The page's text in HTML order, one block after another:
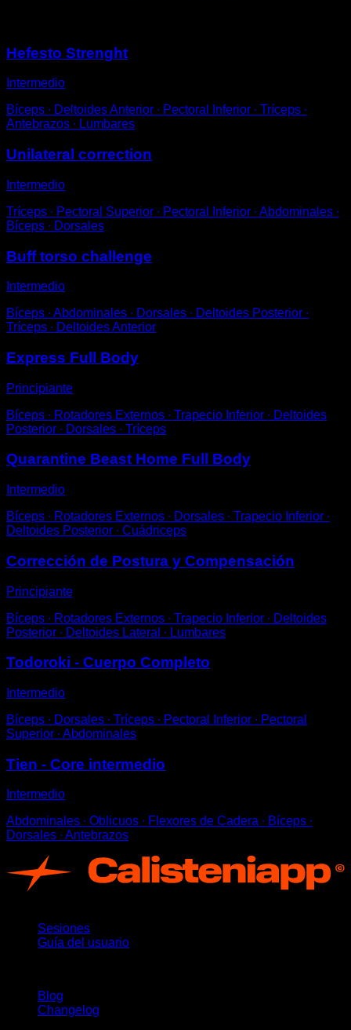
Hefesto Strenght
Intermedio
Bíceps ∙ Deltoides Anterior ∙ Pectoral Inferior ∙ Tríceps ∙
Antebrazos ∙ Lumbares
Unilateral correction
Intermedio
Tríceps ∙ Pectoral Superior ∙ Pectoral Inferior ∙ Abdominales ∙
Bíceps ∙ Dorsales
Buff torso challenge
Intermedio
Bíceps ∙ Abdominales ∙ Dorsales ∙ Deltoides Posterior ∙
Tríceps ∙ Deltoides Anterior
Express Full Body
Principiante
Bíceps ∙ Rotadores Externos ∙ Trapecio Inferior ∙ Deltoides
Posterior ∙ Dorsales ∙ Tríceps
Quarantine Beast Home Full Body
Intermedio
Bíceps ∙ Rotadores Externos ∙ Dorsales ∙ Trapecio Inferior ∙
Deltoides Posterior ∙ Cuádriceps
Corrección de Postura y Compensación
Principiante
Bíceps ∙ Rotadores Externos ∙ Trapecio Inferior ∙ Deltoides
Posterior ∙ Deltoides Lateral ∙ Lumbares
Todoroki - Cuerpo Completo
Intermedio
Bíceps ∙ Dorsales ∙ Tríceps ∙ Pectoral Inferior ∙ Pectoral
Superior ∙ Abdominales
Tien - Core intermedio
Intermedio
Abdominales ∙ Oblicuos ∙ Flexores de Cadera ∙ Bíceps ∙
Dorsales ∙ Antebrazos
Sesiones
Guía del usuario
Blog
Changelog